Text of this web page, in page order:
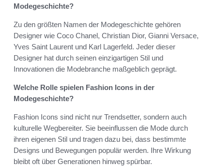
Modegeschichte?
Zu den größten Namen der Modegeschichte gehören
Designer wie Coco Chanel, Christian Dior, Gianni Versace,
Yves Saint Laurent und Karl Lagerfeld. Jeder dieser
Designer hat durch seinen einzigartigen Stil und
Innovationen die Modebranche maßgeblich geprägt.
Welche Rolle spielen Fashion Icons in der
Modegeschichte?
Fashion Icons sind nicht nur Trendsetter, sondern auch
kulturelle Wegbereiter. Sie beeinflussen die Mode durch
ihren eigenen Stil und tragen dazu bei, dass bestimmte
Designs und Bewegungen populär werden. Ihre Wirkung
bleibt oft über Generationen hinweg spürbar.